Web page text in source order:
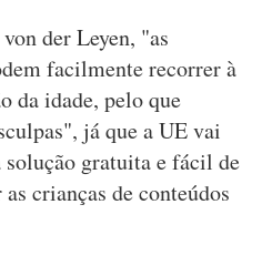
der Leyen, "as
facilmente recorrer à
da idade, pelo que
já que a UE vai
solução gratuita e fácil de
crianças de conteúdos